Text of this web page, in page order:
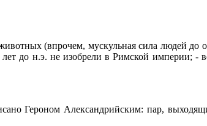
(впрочем, мускульная сила людей до
до н.э. не изобрели в Римской империи;
Героном Александрийским: пар,